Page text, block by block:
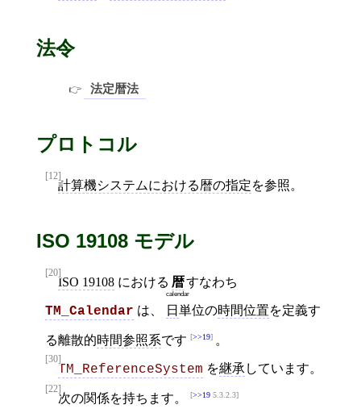
法令
法定暦法
プロトコル
[12]
計算機システムにおける暦の指定を参照。
ISO 19108 モデル
[20]
ISO 19108 における 暦
calendar
すなわち
TM_Calendar は、 日 単位の時間位置を定義す
る離散的時間参照系です >>19 。
[30]
TM_ReferenceSystem を継承 しています。
[22]
次の関係を持ちます。 >>19 5.3.2.3